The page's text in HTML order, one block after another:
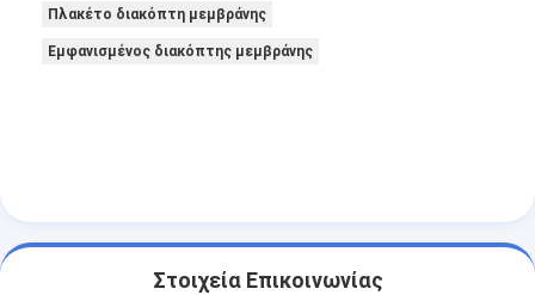
Πλακέτο διακόπτη μεμβράνης
Εμφανισμένος διακόπτης μεμβράνης
Στοιχεία Επικοινωνίας